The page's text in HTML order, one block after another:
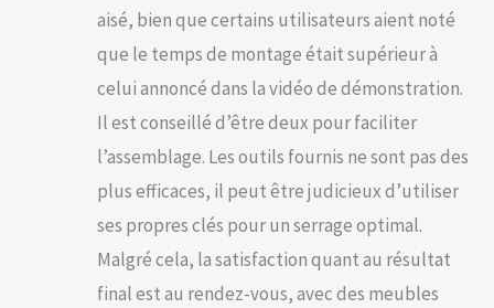
pourrissent pas, et
beaucoup d'autres
métaux, ils ne
MONTAGE FACILE: nos
clients nous disent
continuellement que
nos instructions de
montage sont claires
construction est
simple. GARANTIE DE
aisé, bien que certains utilisateurs aient noté
que le temps de montage était supérieur à
celui annoncé dans la vidéo de démonstration.
Il est conseillé d’être deux pour faciliter
l’assemblage. Les outils fournis ne sont pas des
plus efficaces, il peut être judicieux d’utiliser
ses propres clés pour un serrage optimal.
Malgré cela, la satisfaction quant au résultat
final est au rendez-vous, avec des meubles